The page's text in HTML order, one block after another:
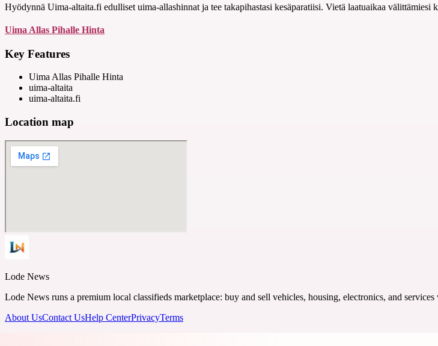
Hyödynnä Uima-altaita.fi edulliset uima-allashinnat ja tee takapihastasi kesäparatiisi. Vietä laatuaikaa välittämiesi
Uima Allas Pihalle Hinta
Key Features
Uima Allas Pihalle Hinta
uima-altaita
uima-altaita.fi
Location map
Lode News
Lode News runs a premium local classifieds marketplace: buy and sell vehicles, housing, electronics, and
About UsContact UsHelp CenterPrivacyTerms